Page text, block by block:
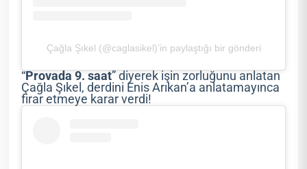
Çağla Şıkel (@caglasikel)’in paylaştığı bir gönderi
“Provada 9. saat” diyerek işin zorluğunu anlatan
Çağla Şıkel, derdini Enis Arıkan’a anlatamayınca
firar etmeye karar verdi!